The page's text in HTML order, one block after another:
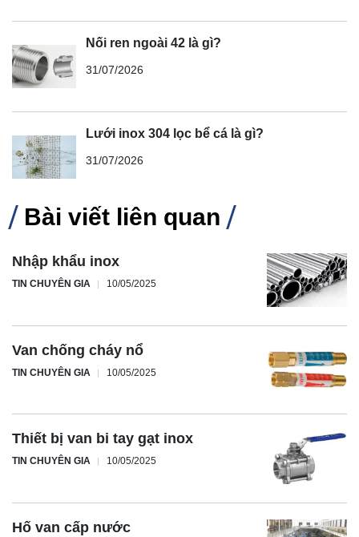
Nối ren ngoài 42 là gì?
31/07/2026
Lưới inox 304 lọc bể cá là gì?
31/07/2026
Bài viết liên quan
Nhập khẩu inox
TIN CHUYÊN GIA 10/05/2025
Van chống cháy nổ
TIN CHUYÊN GIA 10/05/2025
Thiết bị van bi tay gạt inox
TIN CHUYÊN GIA 10/05/2025
Hố van cấp nước